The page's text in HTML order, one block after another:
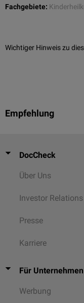
Fachgebiete:
Wichtiger Hinweis zu
Empfehlung
DocCheck
Über Uns
Investor Relations
Presse
Karriere
Für Unternehmen
Werbung